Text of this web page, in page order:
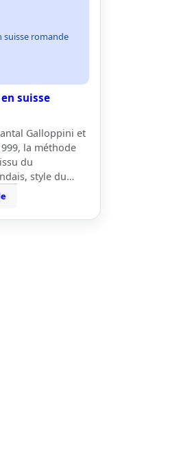
suisse romande
suisse
Galloppini et
la méthode
du
style du…